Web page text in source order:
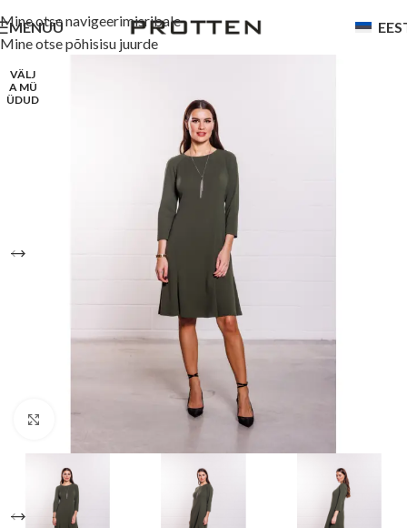
Mine otse navigeerimisribale
Mine otse põhisisu juurde
MENÜÜ
VÄLJ
A MÜ
ÜDUD
Suurenda pilti